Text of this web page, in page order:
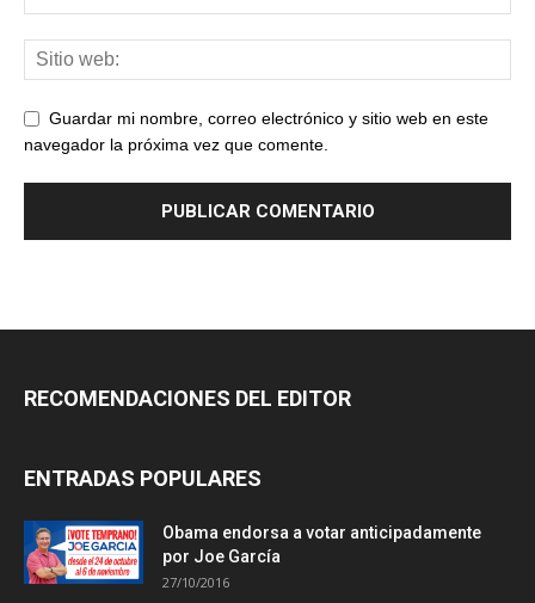
Guardar mi nombre, correo electrónico y sitio web en este
navegador la próxima vez que comente.
RECOMENDACIONES DEL EDITOR
ENTRADAS POPULARES
Obama endorsa a votar anticipadamente
por Joe García
27/10/2016